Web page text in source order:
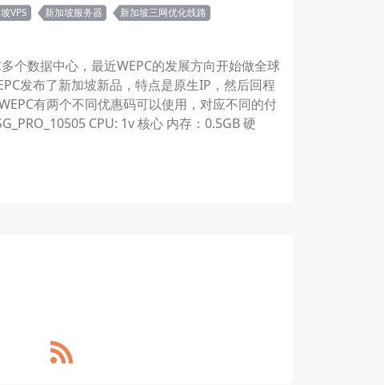
VPS 新加坡服务器 新加坡三网优化线路
个数据中心，最近WEPC的发展方向开始做全球
发布了新加坡新品，特点是原生IP，然后回程
有两个不同优惠码可以使用，对应不同的付
CPU: 1v 核心 内存：0.5GB 硬